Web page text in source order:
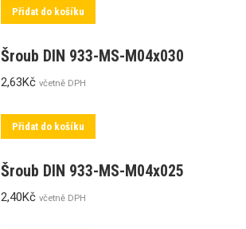
Přidat do košíku
Šroub DIN 933-MS-M04x030
2,63Kč včetně DPH
Přidat do košíku
Šroub DIN 933-MS-M04x025
2,40Kč včetně DPH